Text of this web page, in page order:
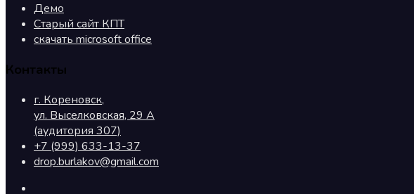
Демо
Старый сайт КПТ
скачать microsoft office
Контакты
г. Кореновск,
ул. Выселковская, 29 А
(аудитория 307)
+7 (999) 633-13-37
drop.burlakov@gmail.com